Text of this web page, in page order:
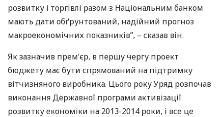
розвитку і торгівлі разом з Національним банком
мають дати обґрунтований, надійний прогноз
макроекономічних показників”, – сказав він.
Як зазначив прем’єр, в першу чергу проект
бюджету має бути спрямований на підтримку
вітчизняного виробника. Цього року Уряд розпочав
виконання Державної програми активізації
розвитку економіки на 2013-2014 роки, і все це